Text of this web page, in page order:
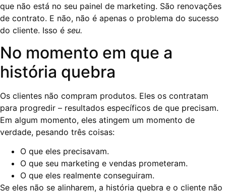
que não está no seu painel de marketing. São renovações
de contrato. E não, não é apenas o problema do sucesso
do cliente. Isso é seu.
No momento em que a
história quebra
Os clientes não compram produtos. Eles os contratam
para progredir – resultados específicos de que precisam.
Em algum momento, eles atingem um momento de
verdade, pesando três coisas:
O que eles precisavam.
O que seu marketing e vendas prometeram.
O que eles realmente conseguiram.
Se eles não se alinharem, a história quebra e o cliente não